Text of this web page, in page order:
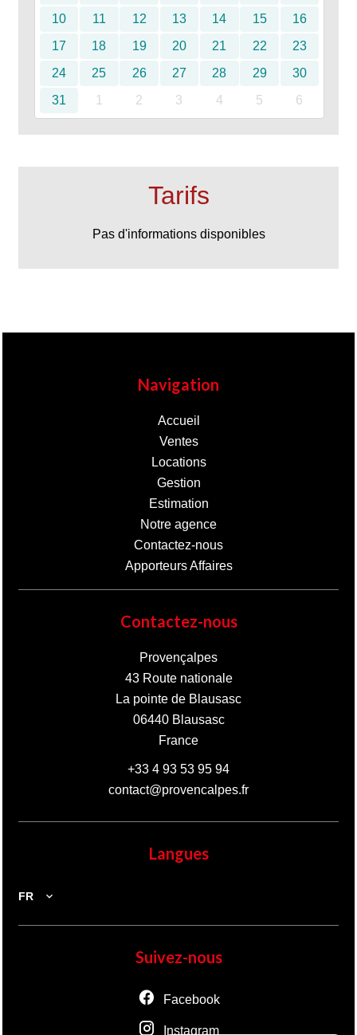
10
11 12 13 14 15
16
17
18 19 20 21 22
23
24
25 26 27 28 29
30
31
1 2 3 4 5 6
Tarifs
Pas d'informations disponibles
Navigation
Accueil
Ventes
Locations
Gestion
Estimation
Notre agence
Contactez-nous
Apporteurs Affaires
Contactez-nous
Provençalpes
43 Route nationale
La pointe de Blausasc
06440Blausasc
France
+33 4 93 53 95 94
contact@provencalpes.fr
Langues
FR
Suivez-nous
Facebook
Instagram